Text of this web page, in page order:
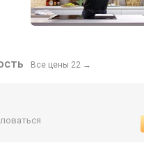
Все цены 22 →